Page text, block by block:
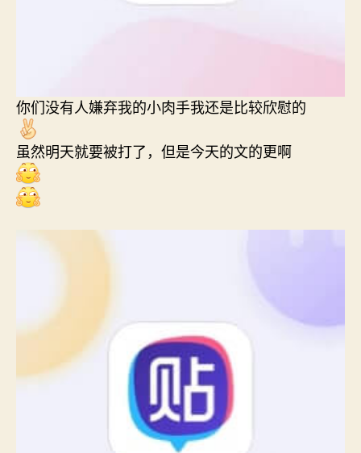
你们没有人嫌弃我的小肉手我还是比较欣慰的
虽然明天就要被打了，但是今天的文的更啊